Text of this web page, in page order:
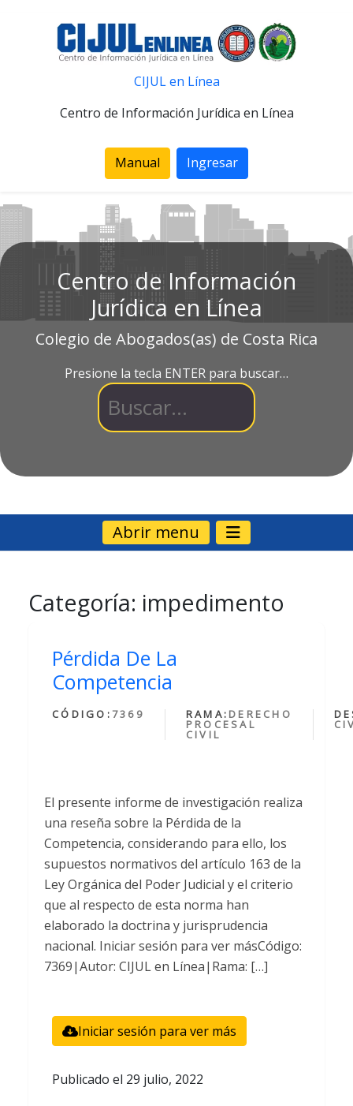
CIJUL en Línea
Centro de Información Jurídica en Línea
Manual Ingresar
Centro de Información
Jurídica en Línea
Colegio de Abogados(as) de Costa Rica
Presione la tecla ENTER para buscar…
Abrir menu
Categoría: impedimento
Pérdida De La
Competencia
CÓDIGO: 7369 RAMA: DERECHO
PROCESAL
CIVIL
El presente informe de investigación realiza
una reseña sobre la Pérdida de la
Competencia, considerando para ello, los
supuestos normativos del artículo 163 de la
Ley Orgánica del Poder Judicial y el criterio
que al respecto de esta norma han
elaborado la doctrina y jurisprudencia
nacional. Iniciar sesión para ver másCódigo:
7369|Autor: CIJUL en Línea|Rama: […]
Iniciar sesión para ver más
Publicado el 29 julio, 2022